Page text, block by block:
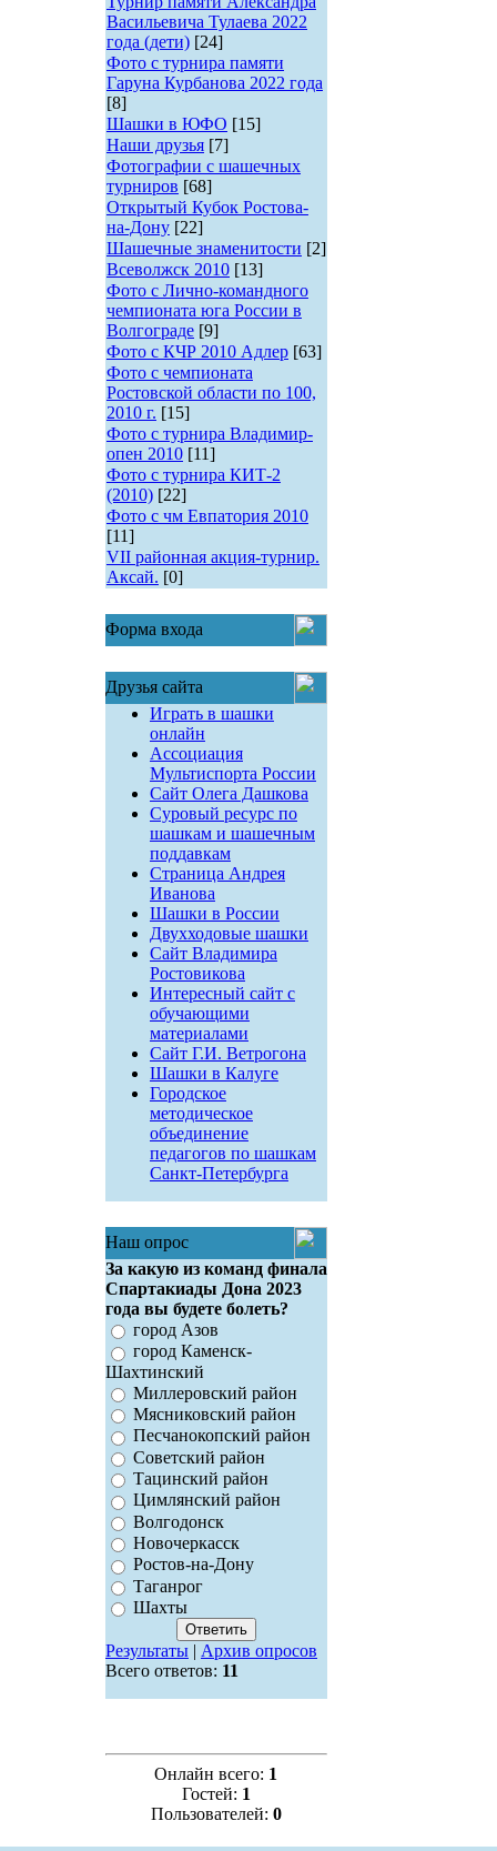
Васильевича Тулаева 2022
года (дети) [24]
Фото с турнира памяти
Гаруна Курбанова 2022 года
[8]
Шашки в ЮФО [15]
Наши друзья [7]
Фотографии с шашечных
турниров [68]
Открытый Кубок Ростова-
на-Дону [22]
Шашечные знаменитости [2]
Всеволжск 2010 [13]
Фото с Лично-командного
чемпионата юга России в
Волгограде [9]
Фото с КЧР 2010 Адлер [63]
Фото с чемпионата
Ростовской области по 100,
2010 г. [15]
Фото с турнира Владимир-
опен 2010 [11]
Фото с турнира КИТ-2
(2010) [22]
Фото с чм Евпатория 2010
[11]
VII районная акция-турнир.
Аксай. [0]
Форма входа
Друзья сайта
Играть в шашки
онлайн
Ассоциация
Мультиспорта России
Сайт Олега Дашкова
Суровый ресурс по
шашкам и шашечным
поддавкам
Страница Андрея
Иванова
Шашки в России
Двухходовые шашки
Сайт Владимира
Ростовикова
Интересный сайт с
обучающими
материалами
Сайт Г.И. Ветрогона
Шашки в Калуге
Городское
методическое
объединение
педагогов по шашкам
Санкт-Петербурга
Наш опрос
За какую из команд финала
Спартакиады Дона 2023
года вы будете болеть?
город Азов
город Каменск-
Шахтинский
Миллеровский район
Мясниковский район
Песчанокопский район
Советский район
Тацинский район
Цимлянский район
Волгодонск
Новочеркасск
Ростов-на-Дону
Таганрог
Шахты
Результаты| Архив опросов
Всего ответов: 11
Онлайн всего: 1
Гостей: 1
Пользователей: 0